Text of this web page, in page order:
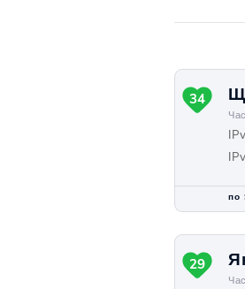
34
по
29